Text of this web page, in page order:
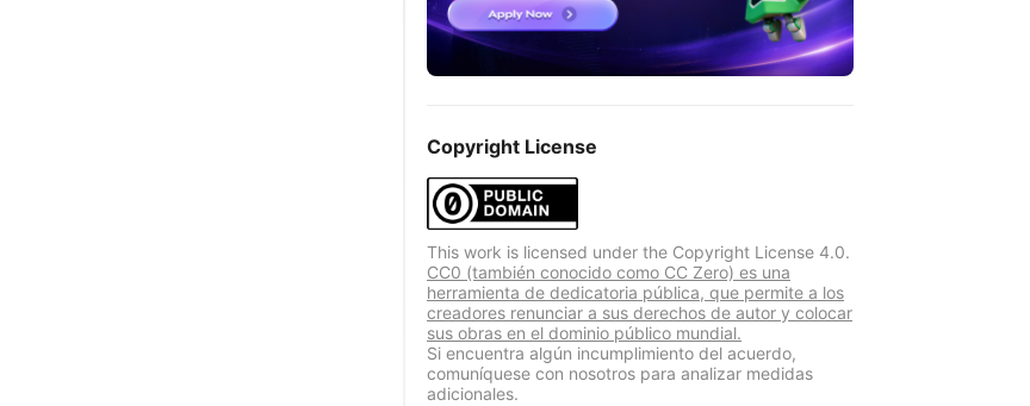
Copyright License
This work is licensed under the Copyright License 4.0.
CC0 (también conocido como CC Zero) es una
herramienta de dedicatoria pública, que permite a los
creadores renunciar a sus derechos de autor y colocar
sus obras en el dominio público mundial.
Si encuentra algún incumplimiento del acuerdo,
comuníquese con nosotros para analizar medidas
adicionales.